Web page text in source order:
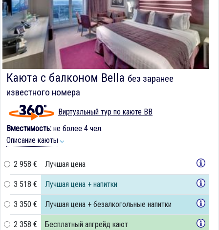
Каюта с балконом Bella без заранее
известного номера
Виртуальный тур по каюте BB
Вместимость: не более 4 чел.
Описание каюты
2 958 € Лучшая цена
3 518 € Лучшая цена + напитки
3 350 € Лучшая цена + безалкогольные напитки
2 358 € Бесплатный апгрейд кают